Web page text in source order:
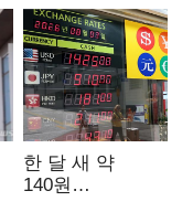
한 달 새 약
140원